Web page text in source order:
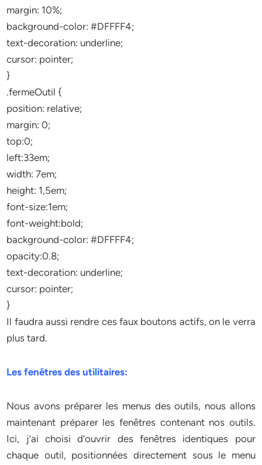
margin: 10%;
background-color: #DFFFF4;
text-decoration: underline;
cursor: pointer;
}
.fermeOutil {
position: relative;
margin: 0;
top:0;
left:33em;
width: 7em;
height: 1,5em;
font-size:1em;
font-weight:bold;
background-color: #DFFFF4;
opacity:0.8;
text-decoration: underline;
cursor: pointer;
}
Il faudra aussi rendre ces faux boutons actifs, on le verra
plus tard.
Les fenêtres des utilitaires:
Nous avons préparer les menus des outils, nous allons
maintenant préparer les fenêtres contenant nos outils.
Ici, j’ai choisi d’ouvrir des fenêtres identiques pour
chaque outil, positionnées directement sous le menu